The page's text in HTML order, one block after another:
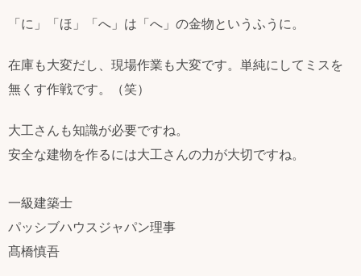
「に」「ほ」「へ」は「へ」の金物というふうに。
在庫も大変だし、現場作業も大変です。単純にしてミスを
無くす作戦です。（笑）
大工さんも知識が必要ですね。
安全な建物を作るには大工さんの力が大切ですね。
一級建築士
パッシブハウスジャパン理事
髙橋慎吾